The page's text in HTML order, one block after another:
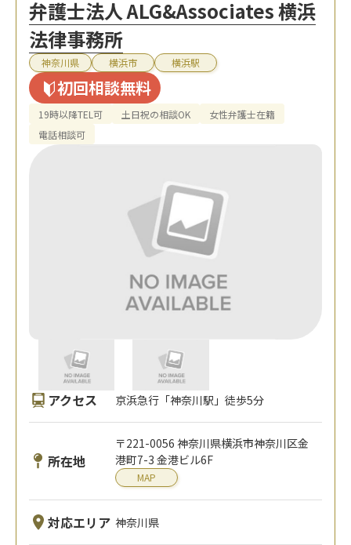
弁護士法人 ALG&Associates 横浜
法律事務所
神奈川県 横浜市 横浜駅
初回相談無料
19時以降TEL可 土日祝の相談OK
女性弁護士在籍
電話相談可
アクセス 京浜急行「神奈川駅」徒歩5分
所在地
〒221-0056 神奈川県横浜市神奈川区金
港町7-3 金港ビル6F
MAP
対応エリア 神奈川県